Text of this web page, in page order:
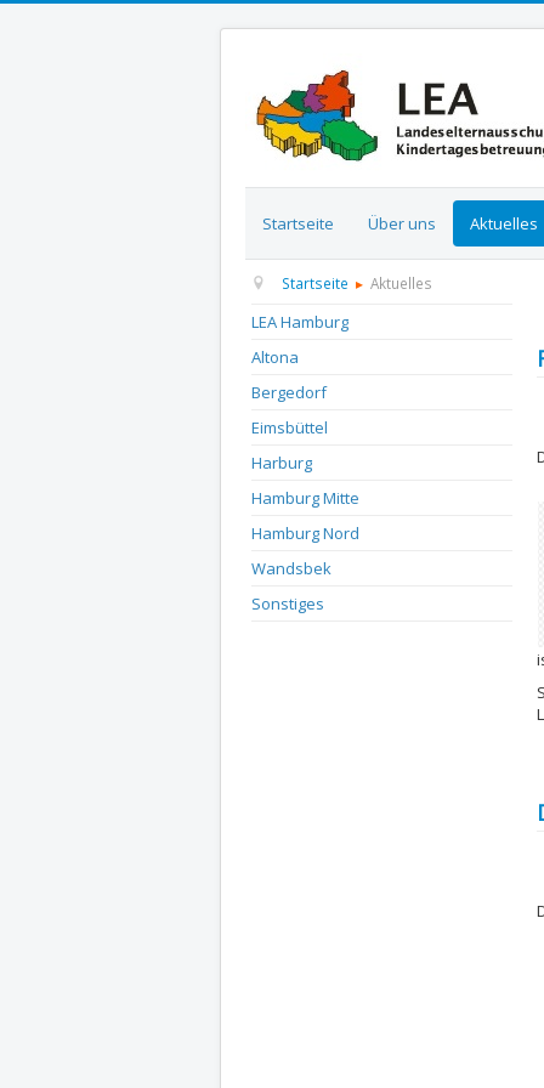
Startseite Über uns Aktuelles
Startseite Aktuelles
LEA Hamburg
Altona
Bergedorf
Eimsbüttel
Harburg
Hamburg Mitte
Hamburg Nord
Wandsbek
Sonstiges